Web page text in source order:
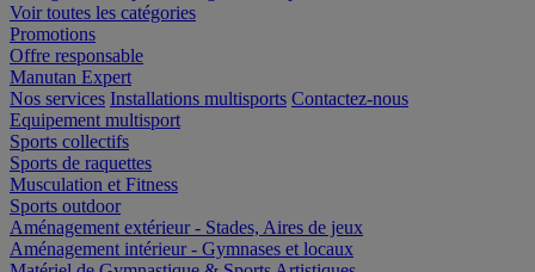
Voir toutes les catégories
Promotions
Offre responsable
Manutan Expert
Nos services Installations multisports Contactez-nous
Equipement multisport
Sports collectifs
Sports de raquettes
Musculation et Fitness
Sports outdoor
Aménagement extérieur - Stades, Aires de jeux
Aménagement intérieur - Gymnases et locaux